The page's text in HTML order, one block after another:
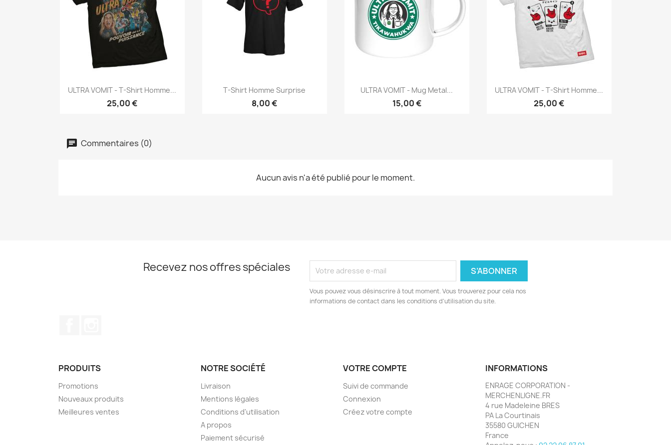
Aperçu rapide
ULTRA VOMIT - T-Shirt Homme...
25,00 €
Aperçu rapide
T-Shirt Homme Surprise
8,00 €
Aperçu rapide
ULTRA VOMIT - Mug Metal...
15,00 €
Aperçu rapide
ULTRA VOMIT - T-Shirt Homme...
25,00 €
Commentaires (0)
Aucun avis n'a été publié pour le moment.
Recevez nos offres spéciales
Vous pouvez vous désinscrire à tout moment. Vous trouverez pour cela nos
informations de contact dans les conditions d'utilisation du site.
PRODUITS
Promotions
Nouveaux produits
Meilleures ventes
NOTRE SOCIÉTÉ
Livraison
Mentions légales
Conditions d'utilisation
A propos
Paiement sécurisé
VOTRE COMPTE
Suivi de commande
Connexion
Créez votre compte
INFORMATIONS
ENRAGE CORPORATION -
MERCHENLIGNE.FR
4 rue Madeleine BRES
PA La Courtinais
35580 GUICHEN
France